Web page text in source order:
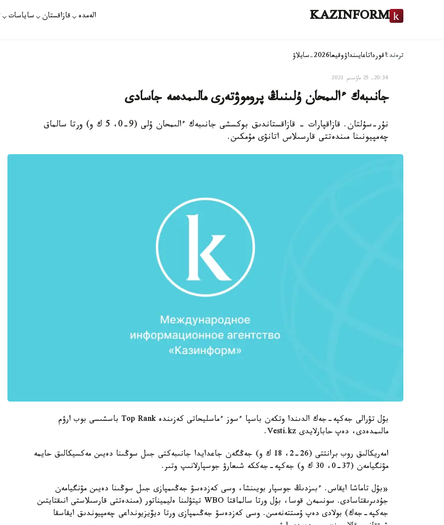
KAZINFORM الەمدە قازاقستان ساياسات
ترەند:اقورداتاعايىنداۋوقيعا2026-سايلاۋ
20:34, 25 ماۋسىم 2021
جانىبەك ءالىمحان ۇلىنىڭ پروموۋتەرى مالىمدەمە جاسادى
نۇر-سۇلتان. قازاقپارات - قازاقستاندىق بوكسشى جانىبەك ءالىمحان ۇلى (9-0، 5 ك و) ورتا سالماق
چەمپيونىنا مىندەتتى قارسىلاس اتانۋى مۇمكىن.
بۇل تۋرالى جەكپە-جەك الدىندا وتكەن باسپا ءسوز ءماسليحاتى كەزىندە Top Rank باسشىسى بوب ارۋم
مالىمدەدى، دەپ حابارلايدى Vesti.kz.
امەريكالىق روب برانتتى (26-2، 18 ك و) جەڭگەن جاعدايدا جانىبەكتى جىل سوڭىنا دەيىن مەكسيكالىق حايمە
مۋنگيامەن (37-0، 30 ك و) جەكپە-جەككە شىعارۋ جوسپارلانىپ وتىر.
«بۇل تاماشا ايقاس. ءبىزدىڭ جوسپار بويىنشا، وسى كەزدەسۋ جەڭىمپازى جىل سوڭىنا دەيىن مۋنگيامەن
جۇدىرىقتاسادى. سونىمەن قوسا، بۇل ورتا سالماقتا WBO تيتۋلىنا ەليميناتور (مىندەتتى قارسىلاستى انىقتايتىن
جەكپە-جەك) بولادى دەپ ۇمىتتەنەمىن. وسى كەزدەسۋ جەڭىمپازى ورتا ديۆيزيونداعى چەمپيوندىق ايقاسقا